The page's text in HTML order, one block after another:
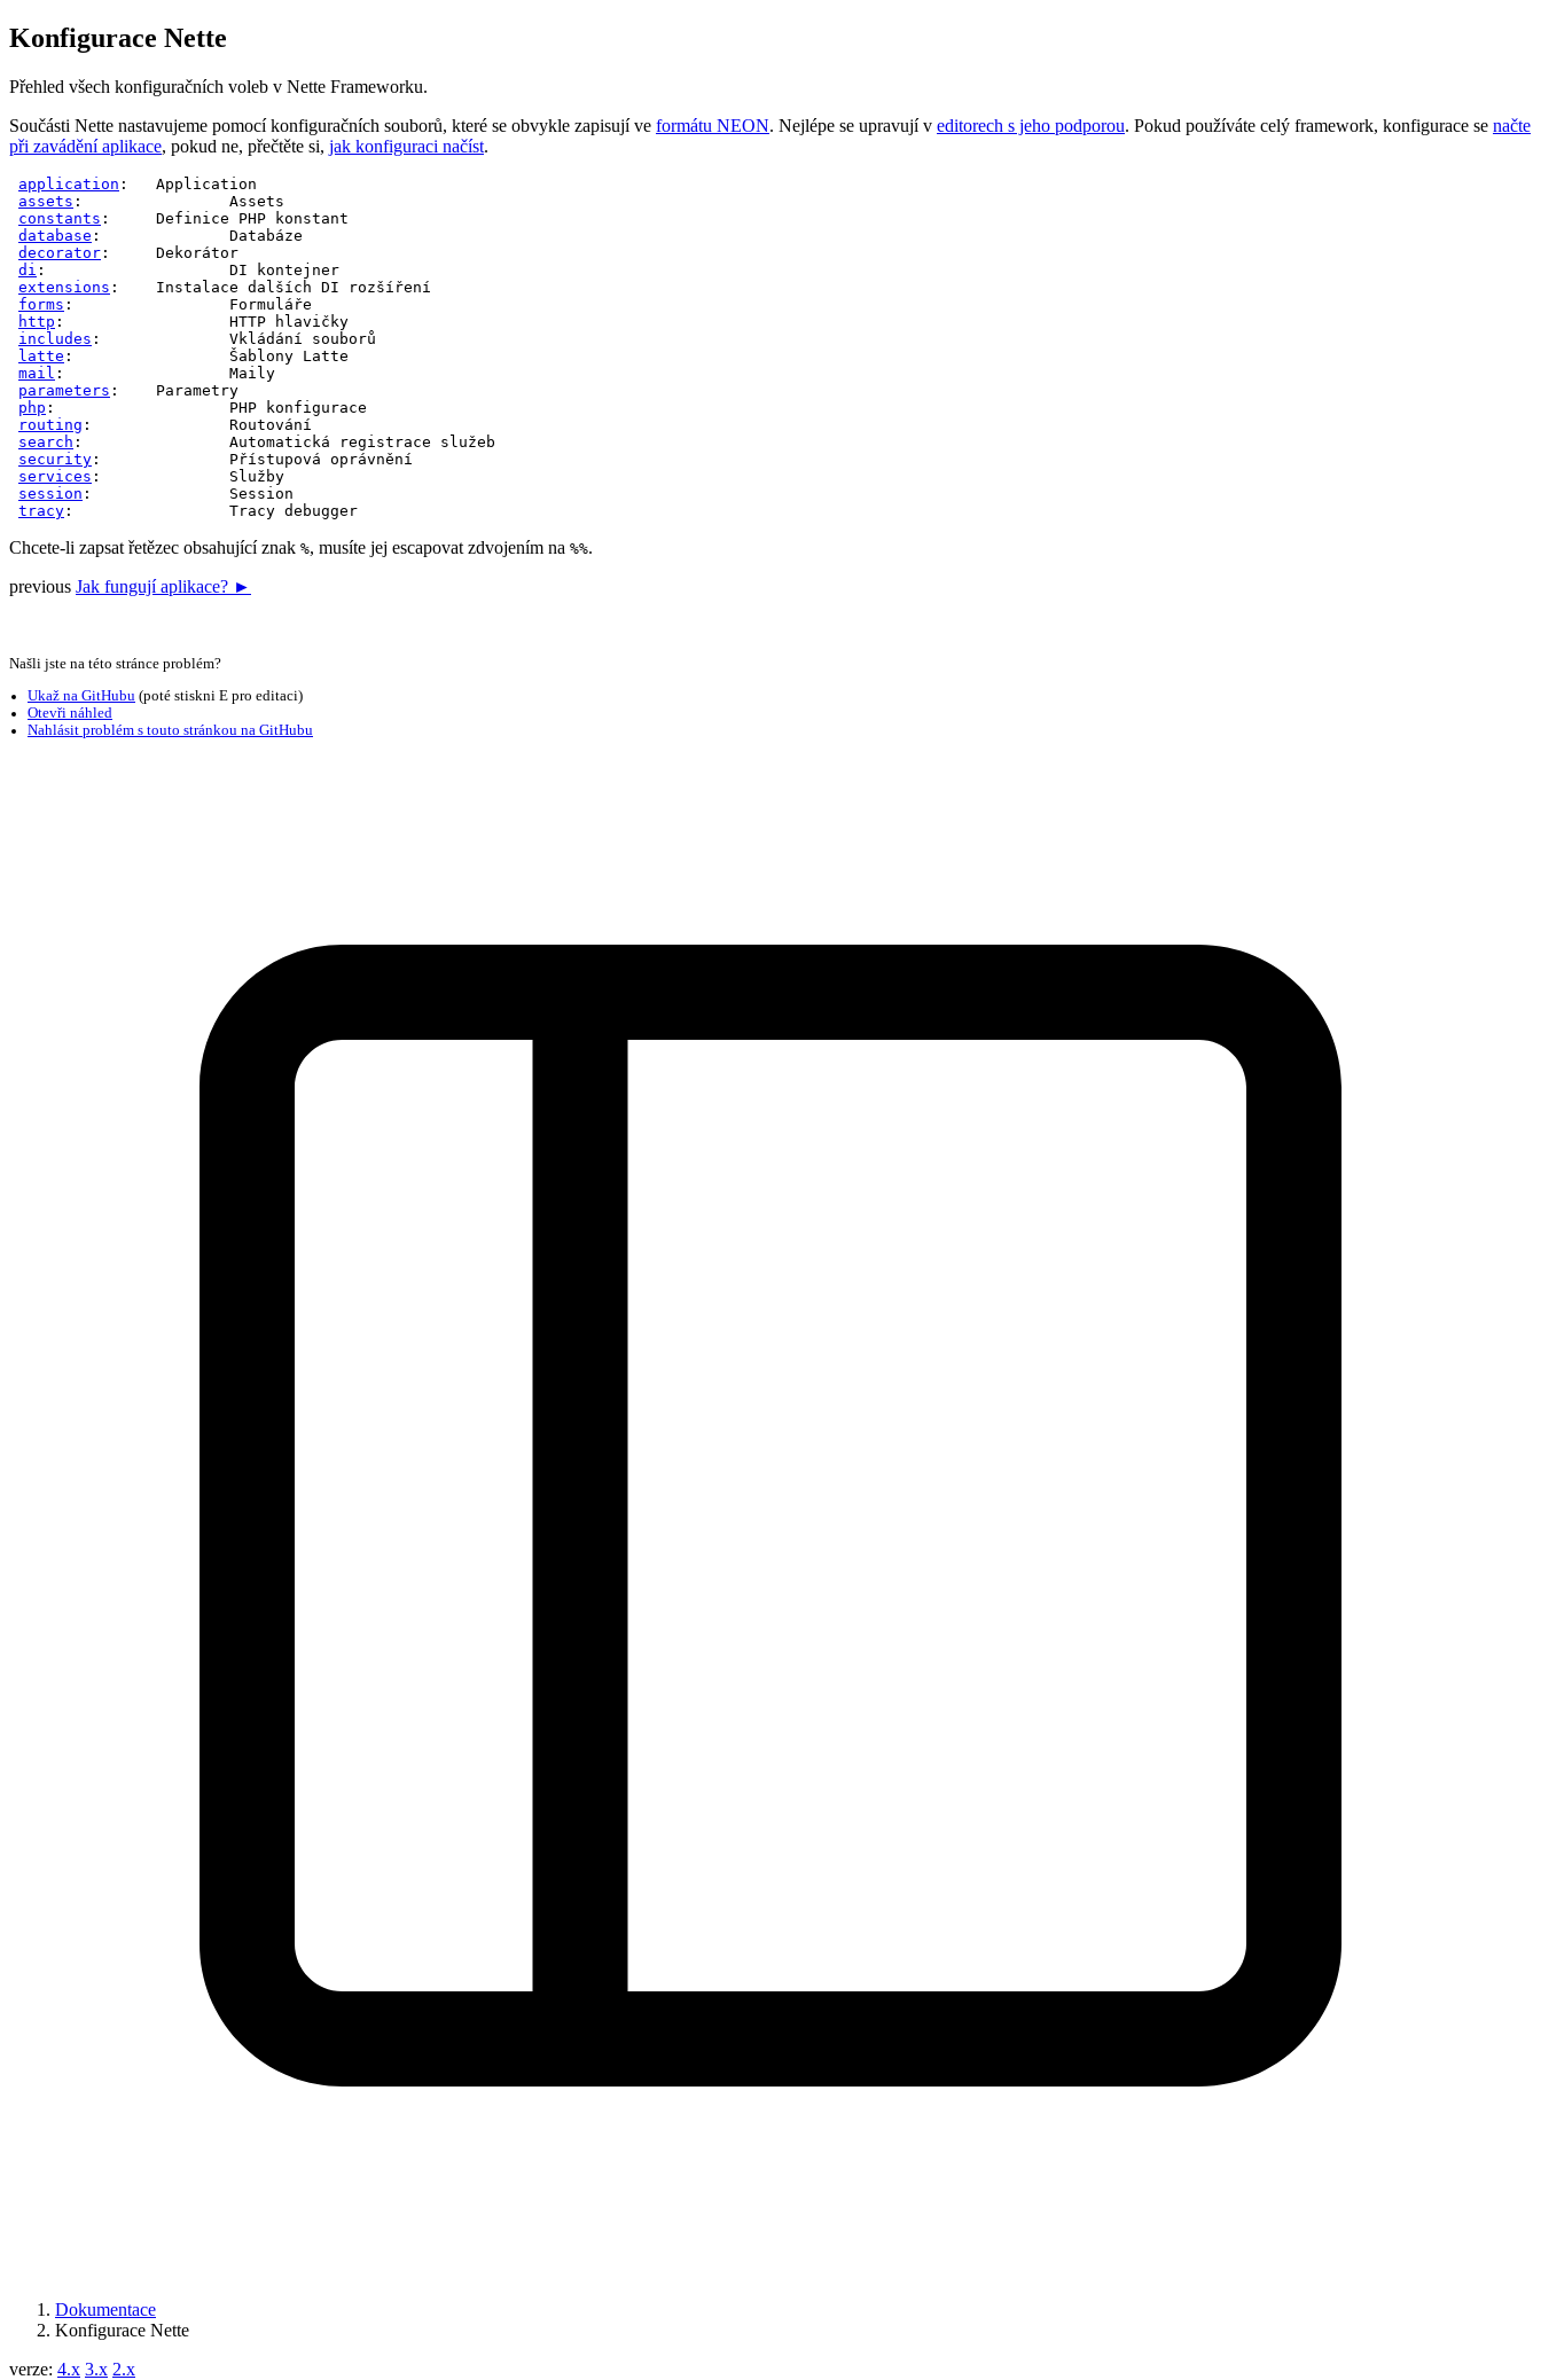
Konfigurace Nette
Přehled všech konfiguračních voleb v Nette Frameworku.
Součásti Nette nastavujeme pomocí konfiguračních souborů, které se obvykle zapisují ve formátu NEON. Nejlépe se upravují v editorech s jeho podporou. Pokud používáte celý framework, konfigurace se načte
při zavádění aplikace, pokud ne, přečtěte si, jak konfiguraci načíst.
application
Application
assets
Assets
constants
Definice PHP konstant
database
Databáze
decorator
Dekorátor
di
DI kontejner
extensions
Instalace dalších DI rozšíření
forms
Formuláře
http
HTTP hlavičky
includes
Vkládání souborů
latte
Šablony Latte
mail
Maily
parameters
Parametry
php
PHP konfigurace
routing
Routování
search
Automatická registrace služeb
security
Přístupová oprávnění
services
Služby
session
Session
tracy
Tracy debugger
Chcete-li zapsat řetězec obsahující znak %, musíte jej escapovat zdvojením na %%.
previous Jak fungují aplikace? ►
Dokumentace
Konfigurace Nette
verze: 4.x 3.x 2.x